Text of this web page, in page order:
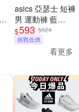
asics 亞瑟士 短褲
男 運動褲 藍
2033B130-401
$593 $624
挑戰低價
看更多